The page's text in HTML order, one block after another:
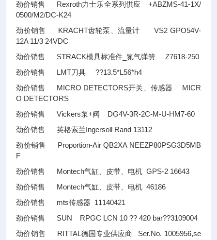
劲价销售 Rexroth力士乐全系列供应 +ABZMS-41-1X/
0500/M2/DC-K24
劲价销售 KRACHT齿轮泵、流量计 VS2 GPO54V-
12A 11/3 24VDC
劲价销售 STRACK模具标准件_氮气弹簧 Z7618-250
劲价销售 LMT刀具??13.5*L56*h4
劲价销售 MICRO DETECTORS开关、传感器 MICR
O DETECTORS
劲价销售 Vickers泵+阀 DG4V-3R-2C-M-U-HM7-60
劲价销售 英格索兰Ingersoll Rand 13112
劲价销售 Proportion-Air QB2XA NEEZP80PSG3D5MB
F
劲价销售 Montech气缸、皮带、电机 GPS-2 16643
劲价销售 Montech气缸、皮带、电机 46186
劲价销售 mts传感器 11140421
劲价销售 SUN RPGC LCN 10?? 420 bar??3109004
劲价销售 RITTAL德国专业供应商 Ser.No. 1005956,se